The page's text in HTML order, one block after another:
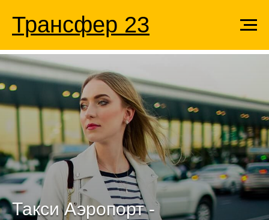
Трансфер 23
Такси Аэропорт -